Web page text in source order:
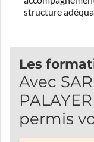
structure
Les
Avec
permis